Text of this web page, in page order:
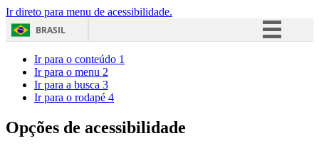
Ir direto para menu de acessibilidade.
BRASIL
Acesso à informação
Ir para o conteúdo 1
Ir para o menu 2
Ir para a busca 3
Ir para o rodapé 4
Opções de acessibilidade